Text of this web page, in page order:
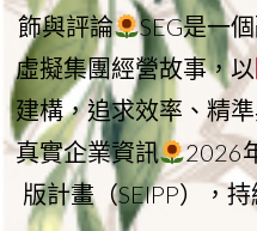
飾與評論
SEG是一
虛擬集團經營故事，以
建構，追求效率、精
真實企業資訊
2026
版計畫（SEIPP），